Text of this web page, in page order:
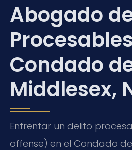
Abogado
Condado
Middlesex,
Enfrentar un delito
offense) en el Condado